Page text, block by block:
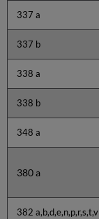
337 a
337 b
338 a
338 b
348 a
380 a
382 a,b,d,e,n,p,r,s,t,v